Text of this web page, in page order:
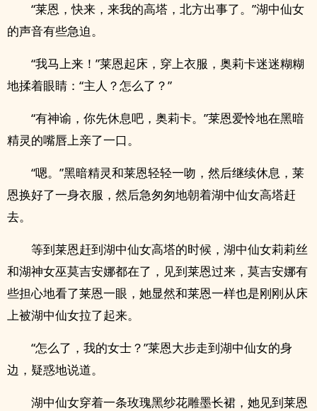
“莱恩，快来，来我的高塔，北方出事了。”湖中仙女
的声音有些急迫。
“我马上来！”莱恩起床，穿上衣服，奥莉卡迷迷糊糊
地揉着眼睛：“主人？怎么了？”
“有神谕，你先休息吧，奥莉卡。”莱恩爱怜地在黑暗
精灵的嘴唇上亲了一口。
“嗯。”黑暗精灵和莱恩轻轻一吻，然后继续休息，莱
恩换好了一身衣服，然后急匆匆地朝着湖中仙女高塔赶
去。
等到莱恩赶到湖中仙女高塔的时候，湖中仙女莉莉丝
和湖神女巫莫吉安娜都在了，见到莱恩过来，莫吉安娜有
些担心地看了莱恩一眼，她显然和莱恩一样也是刚刚从床
上被湖中仙女拉了起来。
“怎么了，我的女士？”莱恩大步走到湖中仙女的身
边，疑惑地说道。
湖中仙女穿着一条玫瑰黑纱花雕墨长裙，她见到莱恩